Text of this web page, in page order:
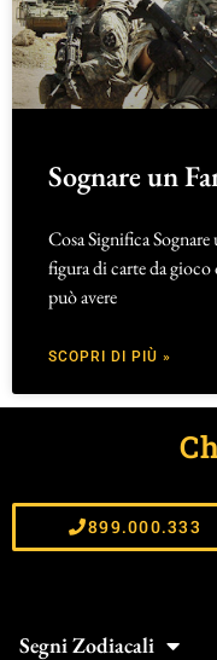
Sognare un
Cosa Significa Sognare
figura di carte da
può avere
SCOPRI DI PIÙ »
899.000.333
Segni Zodiacali